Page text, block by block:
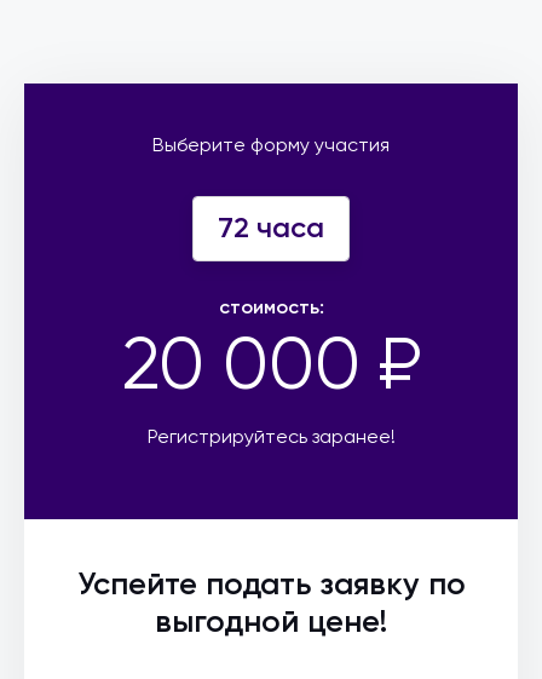
Выберите форму участия
72 часа
стоимость:
20 000 ₽
Регистрируйтесь заранее!
Успейте подать заявку по
выгодной цене!